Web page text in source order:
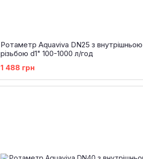
Ротаметр Aquaviva DN25 з внутрішньою
різьбою d1" 100-1000 л/год
1 488 грн